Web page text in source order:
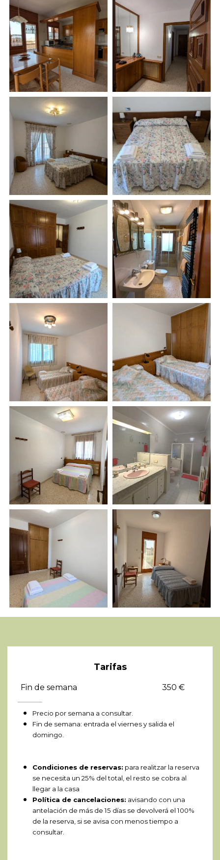
Tarifas
Fin de semana 350 €
Precio por semana a consultar.
Fin de semana: entrada el viernes y salida el
domingo.
Condiciones de reservas: para realitzar la reserva
se necesita un 25% del total, el resto se cobra al
llegar a la casa
Política de cancelaciones: avisando con una
antelación de más de 15 días se devolverá el 100%
de la reserva, si se avisa con menos tiempo a
consultar.